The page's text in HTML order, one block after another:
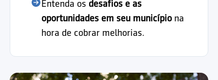
Entenda os desafios e as
oportunidades em seu município na
hora de cobrar melhorias.